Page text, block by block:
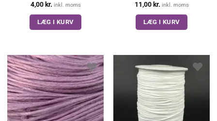
4,00 kr. inkl. moms
LÆG I KURV
11,00 kr. inkl. moms
LÆG I KURV